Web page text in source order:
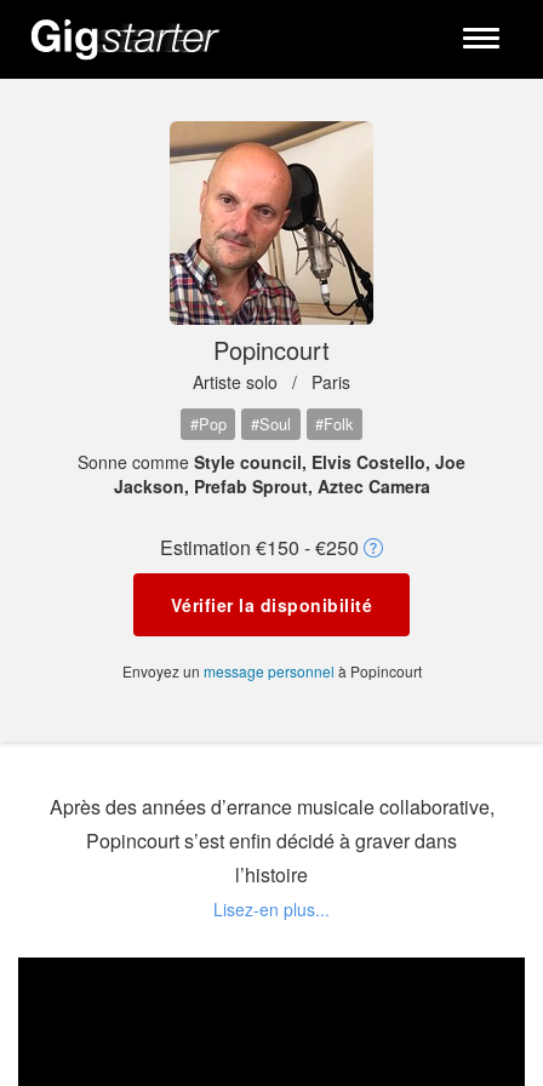
Toggle
Popincourt
Artiste solo / Paris
#Pop #Soul #Folk
Sonne comme Style council, Elvis Costello, Joe
Jackson, Prefab Sprout, Aztec Camera
Estimation €150 - €250
Vérifier la disponibilité
Envoyez un message personnel à Popincourt
Après des années d’errance musicale collaborative,
Popincourt s’est enfin décidé à graver dans
l’histoire
le fruit de ses compositions. Un univers Pop Rock